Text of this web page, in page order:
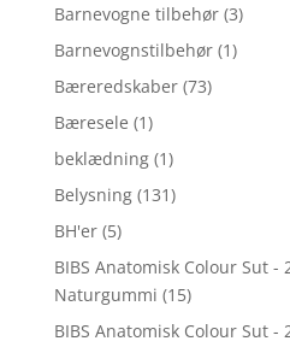
Barnevogne tilbehør (3)
Barnevognstilbehør (1)
Bæreredskaber (73)
Bæresele (1)
beklædning (1)
Belysning (131)
BH'er (5)
BIBS Anatomisk Colour Sut -
Naturgummi (15)
BIBS Anatomisk Colour Sut -